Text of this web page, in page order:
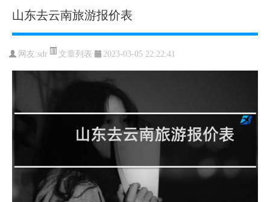
山东去云南旅游报价表
网友:sdr 文章列表 2023-03-05 22:22:41